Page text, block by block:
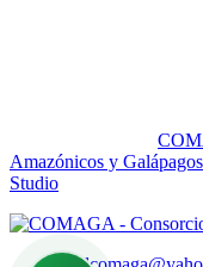
Amazónicos y Galápagos
Studio